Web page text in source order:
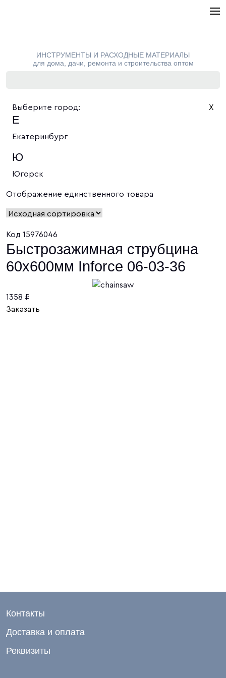
ИНСТРУМЕНТЫ И РАСХОДНЫЕ МАТЕРИАЛЫ
для дома, дачи, ремонта и строительства оптом
Выберите город: X
Е
Екатеринбург
Ю
Югорск
Отображение единственного товара
Код 15976046
Быстрозажимная струбцина
60х600мм Inforce 06-03-36
1358 ₽
Заказать
Контакты
Доставка и оплата
Реквизиты